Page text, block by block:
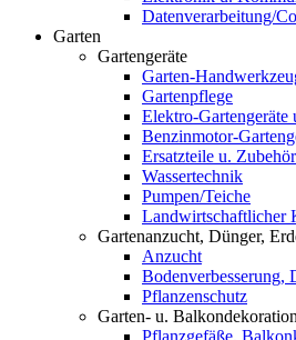
Datenverarbeitung/
Garten
Gartengeräte
Garten-
Gartenpflege
Elektro-Gartengeräte
Benzinmotor-
Ersatzteile u.
Wassertechnik
Pumpen/Teiche
Landwirtschaftlicher
Gartenanzucht, Dünger,
Anzucht
Bodenverbesserung,
Pflanzenschutz
Garten- u. Balkondekoration
Pflanzgefäße,